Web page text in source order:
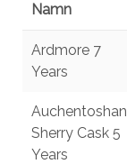
Namn
Ardmore 7
Years
Auchentoshan
Sherry Cask 5
Years